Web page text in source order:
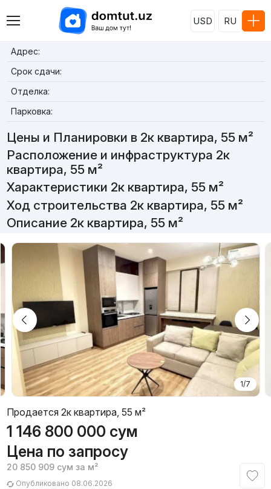
USD RU
Адрес:
Срок сдачи:
Отделка:
Парковка:
Цены и Планировки в 2к квартира, 55 м²
Расположение и инфраструктура 2к
квартира, 55 м²
Характеристики 2к квартира, 55 м²
Ход строительства 2к квартира, 55 м²
Описание 2к квартира, 55 м²
1/7
Продается 2к квартира, 55 м²
1 146 800 000 сум
Цена по запросу
20 850 909 сум за м²
Опубликовано 08.06.2026